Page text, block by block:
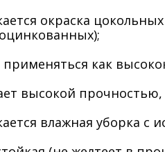
окраска
как
высокой
влажная уборка с